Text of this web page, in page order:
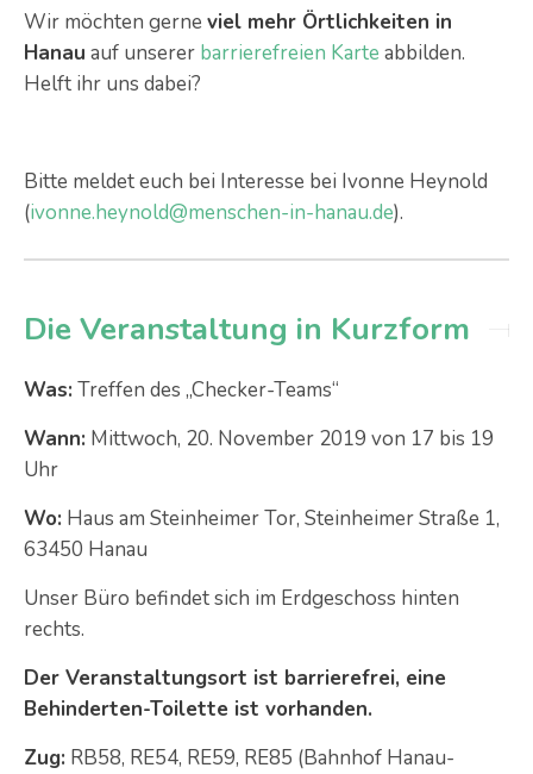
Wir möchten gerne viel mehr Örtlichkeiten in
Hanau auf unserer barrierefreien Karte abbilden.
Helft ihr uns dabei?
Bitte meldet euch bei Interesse bei Ivonne Heynold
(ivonne.heynold@menschen-in-hanau.de).
Die Veranstaltung in Kurzform
Was: Treffen des „Checker-Teams“
Wann: Mittwoch, 20. November 2019 von 17 bis 19
Uhr
Wo: Haus am Steinheimer Tor, Steinheimer Straße 1,
63450 Hanau
Unser Büro befindet sich im Erdgeschoss hinten
rechts.
Der Veranstaltungsort ist barrierefrei, eine
Behinderten-Toilette ist vorhanden.
Zug: RB58, RE54, RE59, RE85 (Bahnhof Hanau-